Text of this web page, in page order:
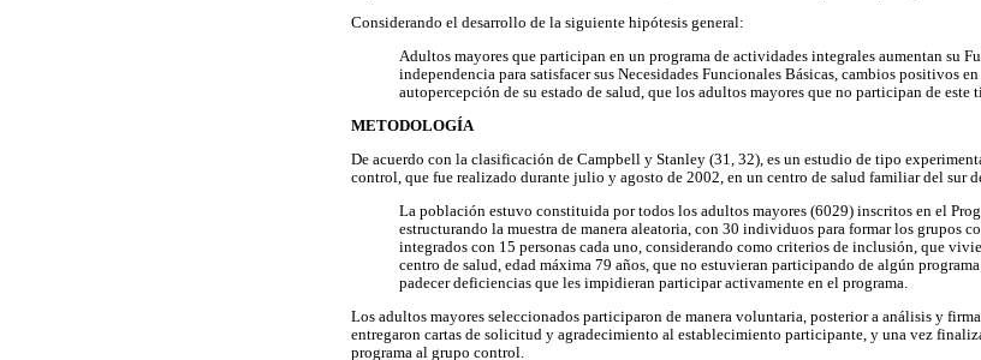
Considerando el desarrollo de la siguiente hipótesis general:
Adultos mayores que participan en un programa de actividades integrales aumentan su
independencia para satisfacer sus Necesidades Funcionales Básicas, cambios positivos
autopercepción de su estado de salud, que los adultos mayores que no participan de este
METODOLOGÍA
De acuerdo con la clasificación de Campbell y Stanley (31, 32), es un estudio de tipo
control, que fue realizado durante julio y agosto de 2002, en un centro de salud familiar del sur
La población estuvo constituida por todos los adultos mayores (6029) inscritos en el
estructurando la muestra de manera aleatoria, con 30 individuos para formar los grupos
integrados con 15 personas cada uno, considerando como criterios de inclusión, que
centro de salud, edad máxima 79 años, que no estuvieran participando de algún
padecer deficiencias que les impidieran participar activamente en el programa.
Los adultos mayores seleccionados participaron de manera voluntaria, posterior a análisis y
entregaron cartas de solicitud y agradecimiento al establecimiento participante, y una vez
programa al grupo control.